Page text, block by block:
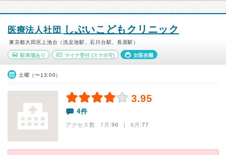
医療法人社団 しぶいこどもクリニック
東京都大田区上池台（洗足池駅、石川台駅、長原駅）
駐車場あり マイナ受付(スマホ可) 女医在籍
土曜（〜13:00）
3.95
4件
アクセス数 7月:90 | 6月:77